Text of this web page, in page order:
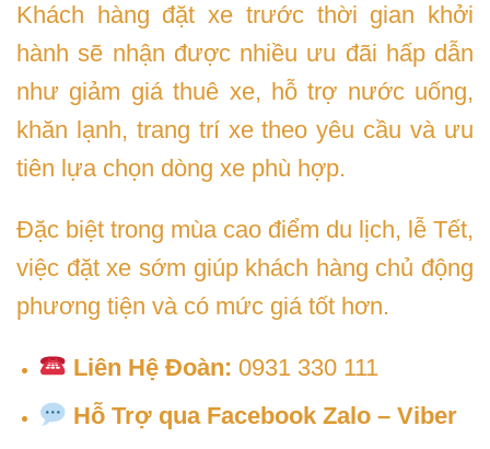
Khách hàng đặt xe trước thời gian khởi
hành sẽ nhận được nhiều ưu đãi hấp dẫn
như giảm giá thuê xe, hỗ trợ nước uống,
khăn lạnh, trang trí xe theo yêu cầu và ưu
tiên lựa chọn dòng xe phù hợp.
Đặc biệt trong mùa cao điểm du lịch, lễ Tết,
việc đặt xe sớm giúp khách hàng chủ động
phương tiện và có mức giá tốt hơn.
Liên Hệ Đoàn: 0931 330 111
Hỗ Trợ qua Facebook Zalo – Viber